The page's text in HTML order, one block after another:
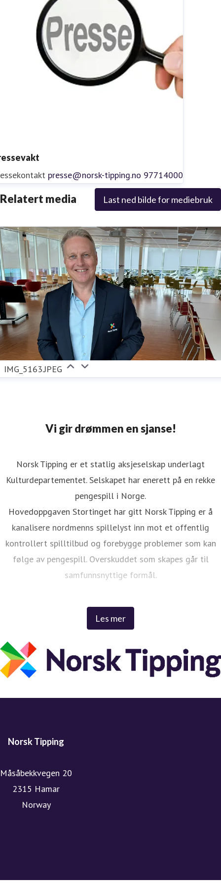
presse@norsk-tipping.no 97714000
Relatert media Last ned bilde for mediebruk
IMG_5163.JPEG
Vi gir drømmen en sjanse!
Les mer
Norsk Tipping er et statlig aksjeselskap underlagt
Kulturdepartementet. Selskapet har enerett på en rekke
pengespill i Norge.
Hovedoppgaven Stortinget har gitt Norsk Tipping er å
kanalisere nordmenns spillelyst inn mot et offentlig
kontrollert spilltilbud og forebygge problemer som kan
følge av pengespill. Overskuddet som skapes går til
samfunnsnyttige formål.
Spillene skaper spenning og moro i hverdagen til tusenvis
av nordmenn, enten drømmen er å bli rik eller bare å
favorittlaget.
Hvert år kommer spillemidlene norsk idrett, kultur og
gode.
for befolkningen over hele landet. I 2024 gikk 8 milliarder
Norsk Tipping holder til på Hamar og har cirka 425
Norsk Tipping
Måsåbekkvegen 20
2315 Hamar
Norway